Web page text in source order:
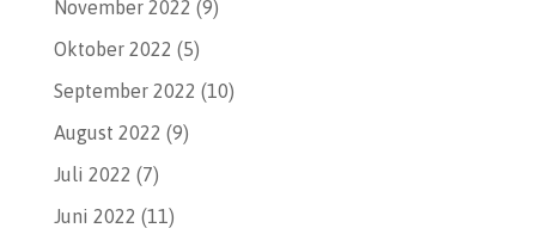
November 2022 (9)
Oktober 2022 (5)
September 2022 (10)
August 2022 (9)
Juli 2022 (7)
Juni 2022 (11)